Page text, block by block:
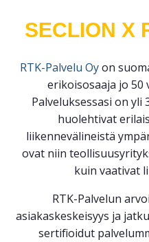
SECLION X
RTK-Palvelu Oyon
erikoisosaaja jo 50
Palveluksessasi on yli
huolehtivat
liikennevälineistä
ovat niin
kuin vaativat
RTK-Palvelun
asiakaskeskeisyys ja
sertifioidut